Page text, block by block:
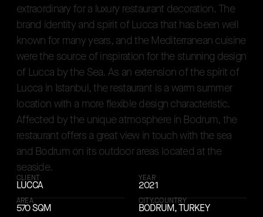
extraordinary for a uxury restaurant decoration. The
brand identity and spirit of Lucca that has been we
known for many years, and the Mediterranean cuisine
were the source of inspiration for the stunning design
of Lucca by the Sea. As an extension of the spirit of
Lucca in stanbu , the restaurant is a warm summer
ocation with a more fexib e design characteristic.
Affected by the unique atmosphere in Bodrum, the
restaurant offers a great view in touch with the sea
and Bodrum on its outdoor areas ocated at the
seaside.
CLIENT
LUCCA
AREA
570 SQM
YEAR
2021
CITY,COUNTRY
BODRUM, TURKEY